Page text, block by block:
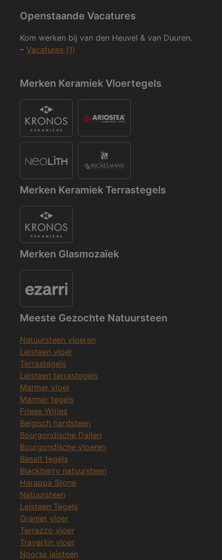
Openstaande Vacatures
Kom werken bij van den Heuvel & van Duuren.
– Vacatures (1)
Merken Keramiek Vloertegels
Merken Keramiek Terrastegels
Merken Glasmozaïek
Meeste Gezochte Natuursteen
Natuursteen vloeren
Leisteen vloer
Terrastegels
Leisteen terrastegels
Marmer vloer
Marmer tegels
Friese Witjes
Belgisch hardsteen
Bourgondische Dallen
Bourgondische vloeren
Basalt tegels
Blackberry natuursteen
Harappa Stone
Natuursteen
Leisteen Tegels
Graniet vloer
Terrazzo vloer
Travertin vloer
Noorse leisteen